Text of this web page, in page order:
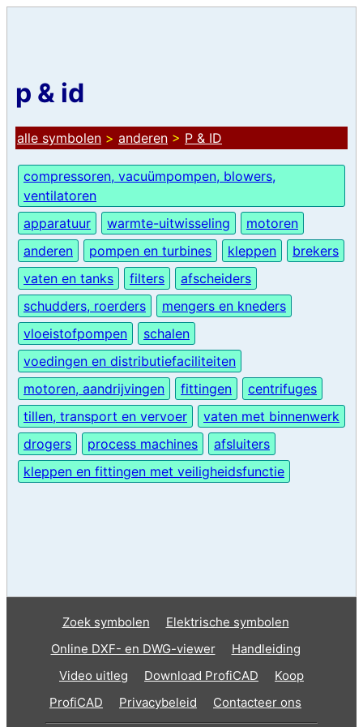
p & id
alle symbolen > anderen > P & ID
compressoren, vacuümpompen, blowers,
ventilatoren
apparatuur
warmte-uitwisseling
motoren
anderen
pompen en turbines kleppen
brekers
vaten en tanks
filters
afscheiders
schudders, roerders
mengers en kneders
vloeistofpompen
schalen
voedingen en distributiefaciliteiten
motoren, aandrijvingen
fittingen
centrifuges
tillen, transport en vervoer
vaten met binnenwerk
drogers
process machines
afsluiters
kleppen en fittingen met veiligheidsfunctie
Zoek symbolen
Elektrische symbolen
Online DXF- en DWG-viewer
Handleiding
Video uitleg
Download ProfiCAD
Koop
ProfiCAD
Privacybeleid Contacteer ons